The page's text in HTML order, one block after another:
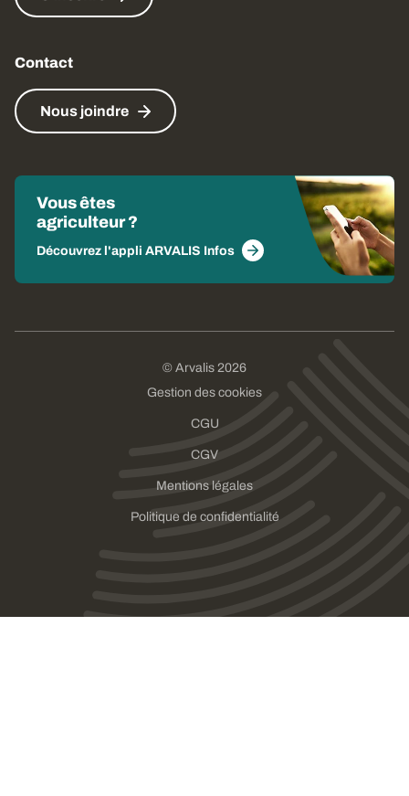
Contact
Nous joindre
Vous êtes
agriculteur ?
Découvrez l'appli ARVALIS Infos
© Arvalis 2026
Gestion des cookies
CGU
CGV
Mentions légales
Politique de confidentialité